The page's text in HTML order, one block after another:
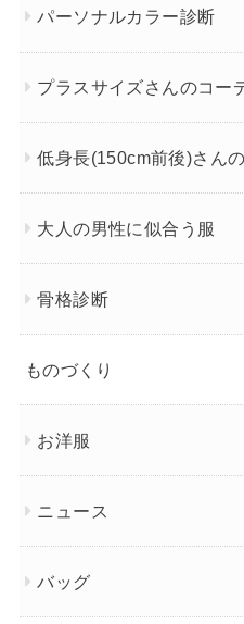
パーソナルカラー診断
プラスサイズさんのコー
低身長(150cm前後)さん
大人の男性に似合う服
骨格診断
ものづくり
お洋服
ニュース
バッグ